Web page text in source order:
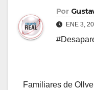
Por
ENE 3,
Familiares de